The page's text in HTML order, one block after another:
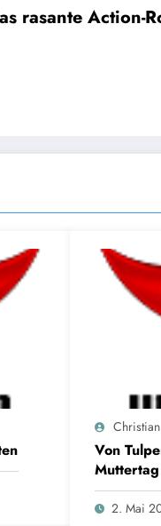
rasante Action-
Christian
Von
2. Mai